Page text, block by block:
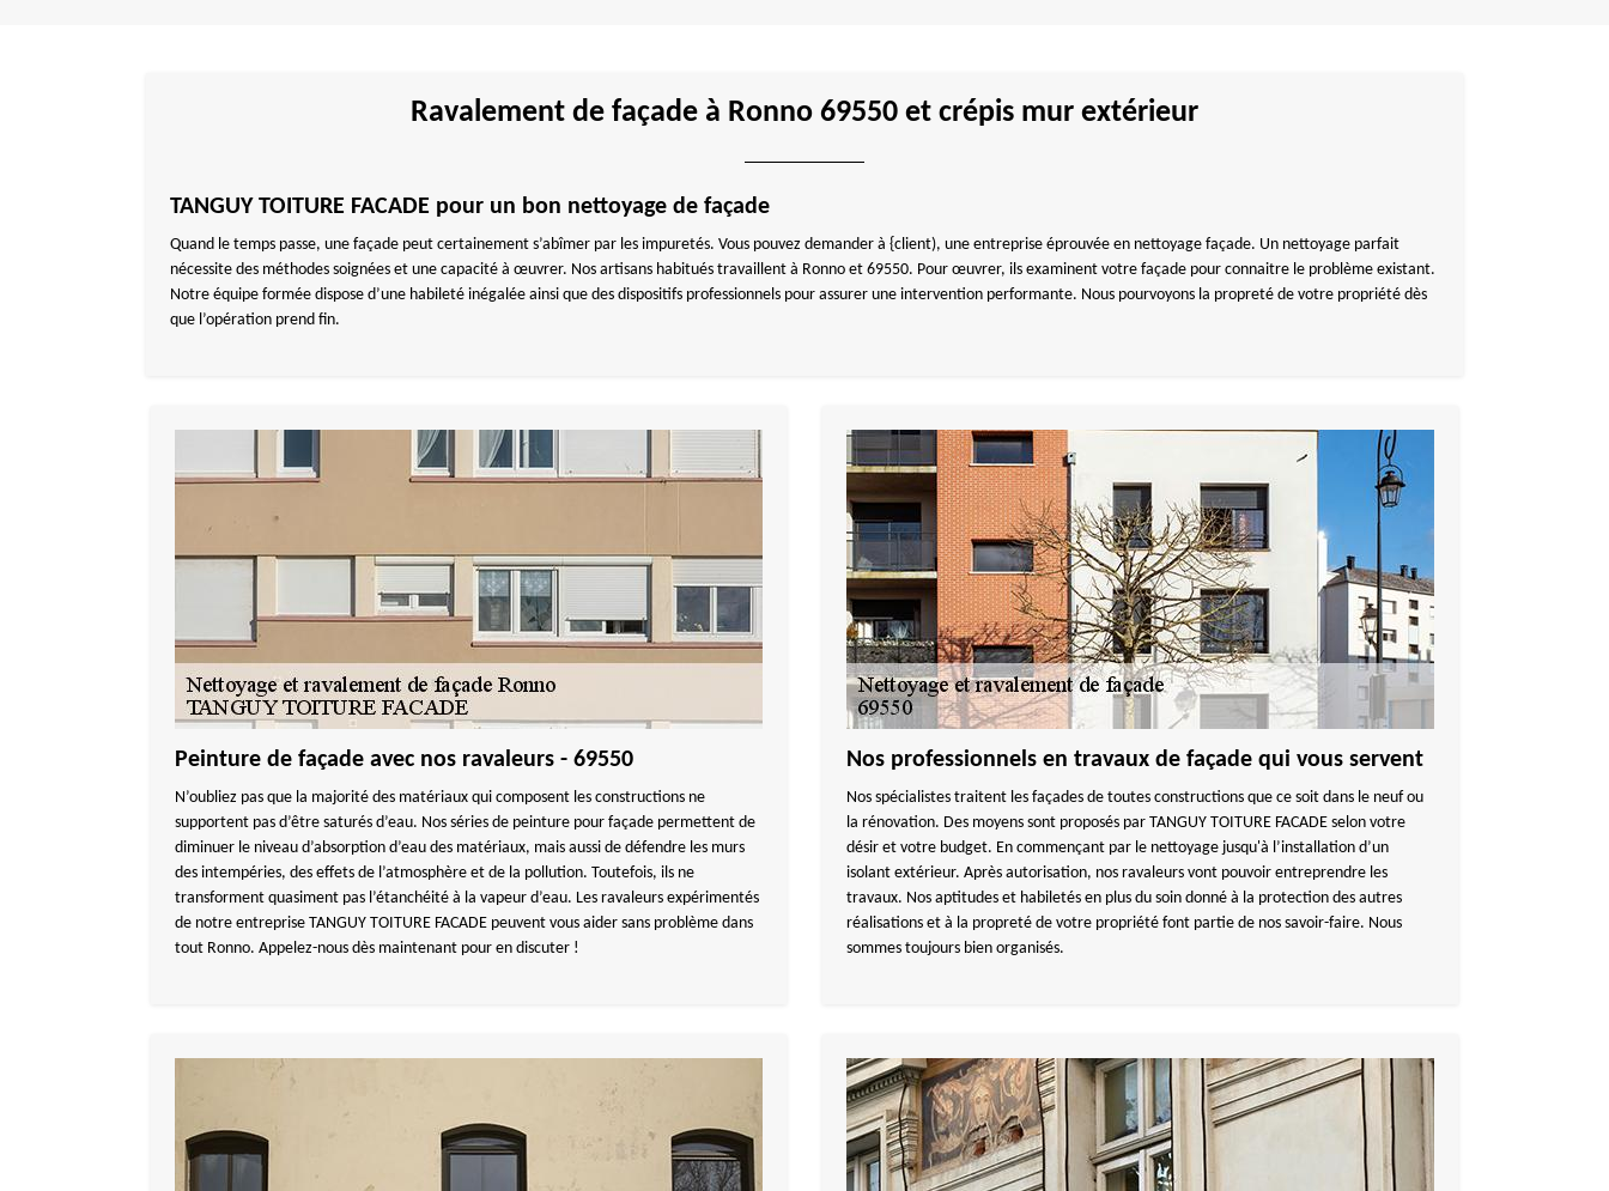
Ravalement de façade à Ronno 69550 et crépis mur extérieur
TANGUY TOITURE FACADE pour un bon nettoyage de façade
Quand le temps passe, une façade peut certainement s’abîmer par les impuretés. Vous pouvez demander à {client), une entreprise éprouvée en nettoyage façade. Un nettoyage parfait
nécessite des méthodes soignées et une capacité à œuvrer. Nos artisans habitués travaillent à Ronno et 69550. Pour œuvrer, ils examinent votre façade pour connaitre le problème existant.
Notre équipe formée dispose d’une habileté inégalée ainsi que des dispositifs professionnels pour assurer une intervention performante. Nous pourvoyons la propreté de votre propriété dès
que l’opération prend fin.
Peinture de façade avec nos ravaleurs - 69550
N’oubliez pas que la majorité des matériaux qui composent les constructions ne
supportent pas d’être saturés d’eau. Nos séries de peinture pour façade permettent de
diminuer le niveau d’absorption d’eau des matériaux, mais aussi de défendre les murs
des intempéries, des effets de l’atmosphère et de la pollution. Toutefois, ils ne
transforment quasiment pas l’étanchéité à la vapeur d’eau. Les ravaleurs expérimentés
de notre entreprise TANGUY TOITURE FACADE peuvent vous aider sans problème dans
tout Ronno. Appelez-nous dès maintenant pour en discuter !
Nos professionnels en travaux de façade qui vous servent
Nos spécialistes traitent les façades de toutes constructions que ce soit dans le neuf ou
la rénovation. Des moyens sont proposés par TANGUY TOITURE FACADE selon votre
désir et votre budget. En commençant par le nettoyage jusqu'à l’installation d’un
isolant extérieur. Après autorisation, nos ravaleurs vont pouvoir entreprendre les
travaux. Nos aptitudes et habiletés en plus du soin donné à la protection des autres
réalisations et à la propreté de votre propriété font partie de nos savoir-faire. Nous
sommes toujours bien organisés.